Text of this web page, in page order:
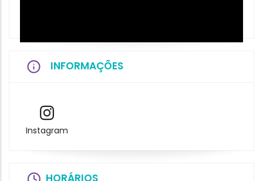
INFORMAÇÕES
Instagram
HORÁRIOS